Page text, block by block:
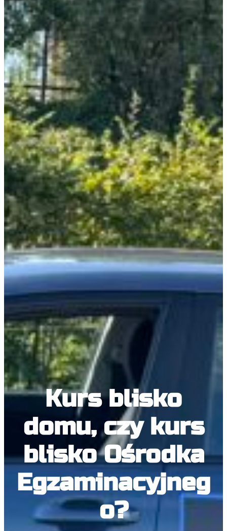
Kurs blisko
domu, czy kurs
blisko Ośrodka
Egzaminacyjneg
o?